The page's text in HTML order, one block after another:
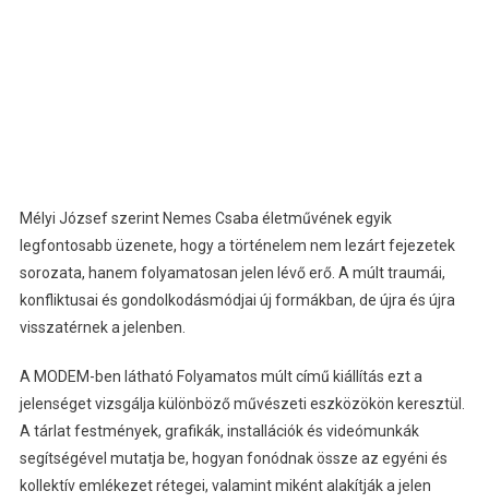
Mélyi József szerint Nemes Csaba életművének egyik
legfontosabb üzenete, hogy a történelem nem lezárt fejezetek
sorozata, hanem folyamatosan jelen lévő erő. A múlt traumái,
konfliktusai és gondolkodásmódjai új formákban, de újra és újra
visszatérnek a jelenben.
A MODEM-ben látható Folyamatos múlt című kiállítás ezt a
jelenséget vizsgálja különböző művészeti eszközökön keresztül.
A tárlat festmények, grafikák, installációk és videómunkák
segítségével mutatja be, hogyan fonódnak össze az egyéni és
kollektív emlékezet rétegei, valamint miként alakítják a jelen